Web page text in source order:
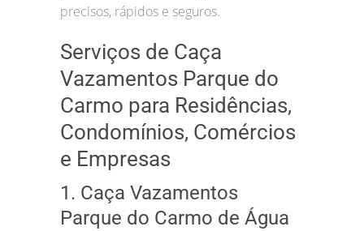
precisos, rápidos e seguros.
Serviços de Caça
Vazamentos Parque do
Carmo para Residências,
Condomínios, Comércios
e Empresas
1. Caça Vazamentos
Parque do Carmo de Água